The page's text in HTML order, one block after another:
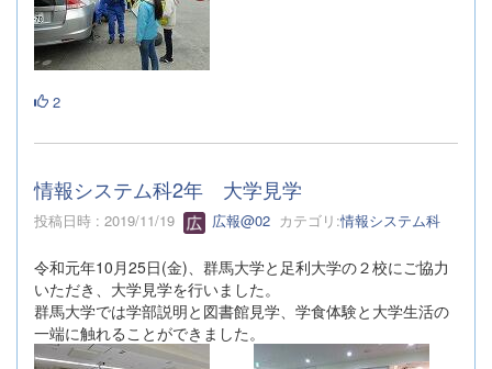
2
情報システム科2年 大学見学
投稿日時 : 2019/11/19 広報@02 カテゴリ:情報システム科
令和元年10月25日(金)、群馬大学と足利大学の２校にご協力
いただき、大学見学を行いました。
群馬大学では学部説明と図書館見学、学食体験と大学生活の
一端に触れることができました。